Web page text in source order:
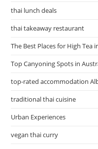
thai lunch deals
thai takeaway restaurant
The Best Places for High Tea
Top Canyoning Spots in
top-rated accommodation
traditional thai cuisine
Urban Experiences
vegan thai curry